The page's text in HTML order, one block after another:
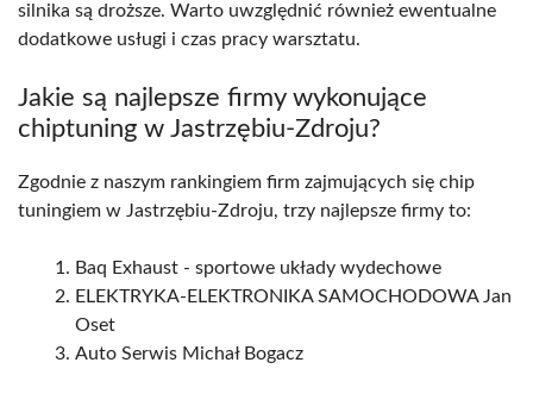
silnika są droższe. Warto uwzględnić również ewentualne
dodatkowe usługi i czas pracy warsztatu.
Jakie są najlepsze firmy wykonujące
chiptuning w Jastrzębiu-Zdroju?
Zgodnie z naszym rankingiem firm zajmujących się chip
tuningiem w Jastrzębiu-Zdroju, trzy najlepsze firmy to:
Baq Exhaust - sportowe układy wydechowe
ELEKTRYKA-ELEKTRONIKA SAMOCHODOWA Jan
Oset
Auto Serwis Michał Bogacz